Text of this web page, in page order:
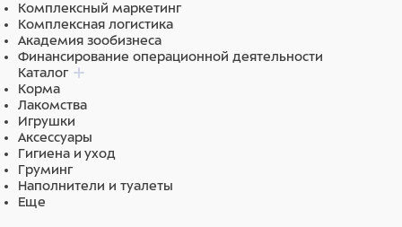
Стандартная комплектация:
Основной модуль
Ультразвуковой датчик на выбор
Кабель питания
Руководство пользователя
Датчики на выбор (количество датчиков указано в
Комплексный маркетинг
Комплексная логистика
Академия зообизнеса
Финансирование операционной деятельности
Каталог
Корма
Лакомства
Игрушки
Аксессуары
Гигиена и уход
Груминг
Наполнители и туалеты
Еще